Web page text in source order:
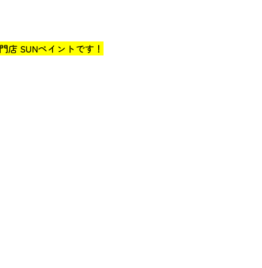
店 SUNペイントです！